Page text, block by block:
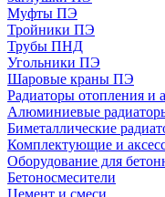
Муфты ПЭ
Тройники ПЭ
Трубы ПНД
Угольники ПЭ
Шаровые краны ПЭ
Радиаторы отопления и
Алюминиевые
Биметаллические
Комплектующие и
Оборудование для
Бетоносмесители
Цемент и смеси